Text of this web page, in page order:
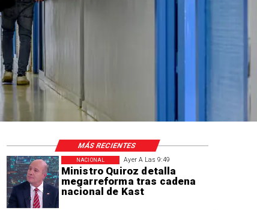
Ayer A Las 9:49
Ministro Quiroz detalla
megarreforma tras cadena
nacional de Kast
NACIONAL
MÁS RECIENTES